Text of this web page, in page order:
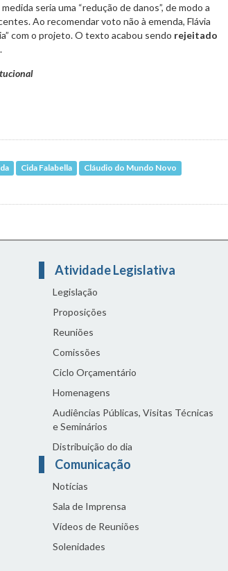
seria uma “redução de danos”, de modo a
Ao recomendar voto não à emenda, Flávia
com o projeto. O texto acabou sendo rejeitado
.
Cida Falabella
Cláudio do Mundo Novo
Atividade Legislativa
Legislação
Proposições
Reuniões
Comissões
Ciclo Orçamentário
Homenagens
Audiências Públicas, Visitas Técnicas
e Seminários
Distribuição do dia
Comunicação
Notícias
Sala de Imprensa
Vídeos de Reuniões
Solenidades